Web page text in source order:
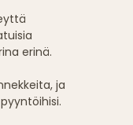
erinä.
ja